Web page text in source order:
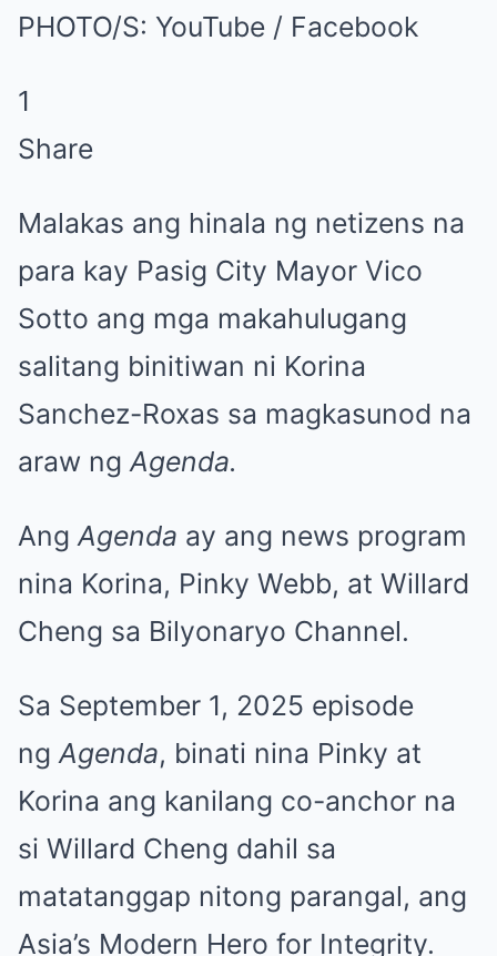
PHOTO/S: YouTube / Facebook
1
Share
Malakas ang hinala ng netizens na
para kay Pasig City Mayor Vico
Sotto ang mga makahulugang
salitang binitiwan ni Korina
Sanchez-Roxas sa magkasunod na
araw ngAgenda.
AngAgenda ay ang news program
nina Korina, Pinky Webb, at Willard
Cheng sa Bilyonaryo Channel.
Sa September 1, 2025 episode
ngAgenda, binati nina Pinky at
Korina ang kanilang co-anchor na
si Willard Cheng dahil sa
matatanggap nitong parangal, ang
Asia’s Modern Hero for Integrity.